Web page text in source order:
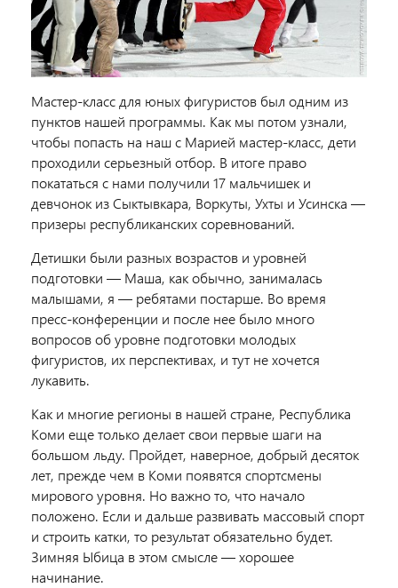
Мастер-класс для юных фигуристов был одним из
пунктов нашей программы. Как мы потом узнали,
чтобы попасть на наш с Марией мастер-класс, дети
проходили серьезный отбор. В итоге право
покататься с нами получили 17 мальчишек и
девчонок из Сыктывкара, Воркуты, Ухты и Усинска —
призеры республиканских соревнований.
Детишки были разных возрастов и уровней
подготовки — Маша, как обычно, занималась
малышами, я — ребятами постарше. Во время
пресс-конференции и после нее было много
вопросов об уровне подготовки молодых
фигуристов, их перспективах, и тут не хочется
лукавить.
Как и многие регионы в нашей стране, Республика
Коми еще только делает свои первые шаги на
большом льду. Пройдет, наверное, добрый десяток
лет, прежде чем в Коми появятся спортсмены
мирового уровня. Но важно то, что начало
положено. Если и дальше развивать массовый спорт
и строить катки, то результат обязательно будет.
Зимняя Ыбица в этом смысле — хорошее
начинание.